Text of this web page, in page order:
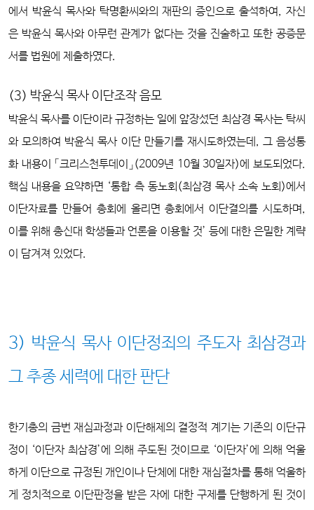
에서 박윤식 목사와 탁명환씨와의 재판의 증인으로 출석하여, 자신
은 박윤식 목사와 아무런 관계가 없다는 것을 진술하고 또한 공증문
서를 법원에 제출하였다.
(3) 박윤식 목사 이단조작 음모
박윤식 목사를 이단이라 규정하는 일에 앞장섰던 최삼경 목사는 탁씨
와 모의하여 박윤식 목사 이단 만들기를 재시도하였는데, 그 음성통
화 내용이 「크리스천투데이」(2009년 10월 30일자)에 보도되었다.
핵심 내용을 요약하면 ‘통합 측 동노회(최삼경 목사 소속 노회)에서
이단자료를 만들어 총회에 올리면 총회에서 이단결의를 시도하며,
이를 위해 총신대 학생들과 언론을 이용할 것’ 등에 대한 은밀한 계략
이 담겨져 있었다.
3) 박윤식 목사 이단정죄의 주도자 최삼경과
그 추종 세력에 대한 판단
한기총의 금번 재심과정과 이단해제의 결정적 계기는 기존의 이단규
정이 ‘이단자 최삼경’에 의해 주도된 것이므로 ‘이단자’에 의해 억울
하게 이단으로 규정된 개인이나 단체에 대한 재심절차를 통해 억울하
게 정치적으로 이단판정을 받은 자에 대한 구제를 단행하게 된 것이